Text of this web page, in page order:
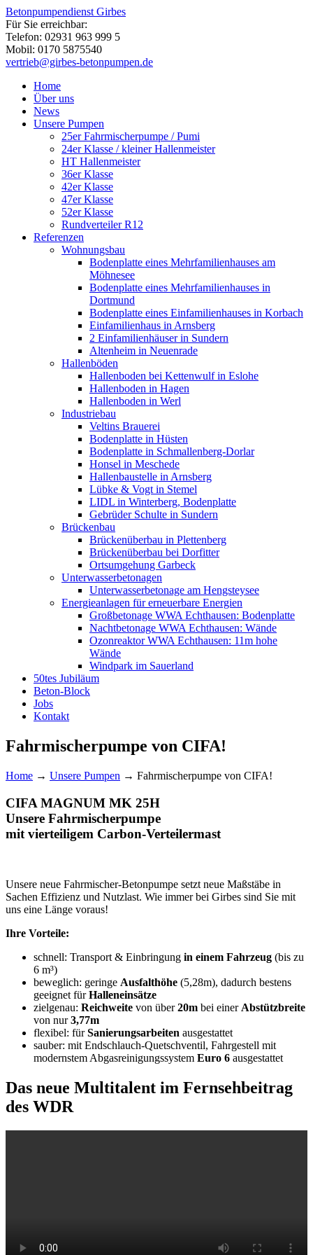
Betonpumpendienst Girbes
Für Sie erreichbar:
Telefon: 02931 963 999 5
Mobil: 0170 5875540
vertrieb@girbes-betonpumpen.de
Home
Über uns
News
Unsere Pumpen
25er Fahrmischerpumpe / Pumi
24er Klasse / kleiner Hallenmeister
HT Hallenmeister
36er Klasse
42er Klasse
47er Klasse
52er Klasse
Rundverteiler R12
Referenzen
Wohnungsbau
Bodenplatte eines Mehrfamilienhauses am
Möhnesee
Bodenplatte eines Mehrfamilienhauses in
Dortmund
Bodenplatte eines Einfamilienhauses in Korbach
Einfamilienhaus in Arnsberg
2 Einfamilienhäuser in Sundern
Altenheim in Neuenrade
Hallenböden
Hallenboden bei Kettenwulf in Eslohe
Hallenboden in Hagen
Hallenboden in Werl
Industriebau
Veltins Brauerei
Bodenplatte in Hüsten
Bodenplatte in Schmallenberg-Dorlar
Honsel in Meschede
Hallenbaustelle in Arnsberg
Lübke & Vogt in Stemel
LIDL in Winterberg, Bodenplatte
Gebrüder Schulte in Sundern
Brückenbau
Brückenüberbau in Plettenberg
Brückenüberbau bei Dorfitter
Ortsumgehung Garbeck
Unterwasserbetonagen
Unterwasserbetonage am Hengsteysee
Energieanlagen für erneuerbare Energien
Großbetonage WWA Echthausen: Bodenplatte
Nachtbetonage WWA Echthausen: Wände
Ozonreaktor WWA Echthausen: 11m hohe
Wände
Windpark im Sauerland
50tes Jubiläum
Beton-Block
Jobs
Kontakt
Fahrmischerpumpe von CIFA!
Home → Unsere Pumpen → Fahrmischerpumpe von CIFA!
CIFA MAGNUM MK 25H
Unsere Fahrmischerpumpe
mit vierteiligem Carbon-Verteilermast
Unsere neue Fahrmischer-Betonpumpe setzt neue Maßstäbe in
Sachen Effizienz und Nutzlast. Wie immer bei Girbes sind Sie mit
uns eine Länge voraus!
Ihre Vorteile:
schnell: Transport & Einbringung in einem Fahrzeug (bis zu
6 m³)
beweglich: geringe Ausfalthöhe (5,28m), dadurch bestens
geeignet fürHalleneinsätze
zielgenau: Reichweite von über20m bei einer Abstützbreite
von nur3,77m
flexibel: fürSanierungsarbeiten ausgestattet
sauber: mit Endschlauch-Quetschventil, Fahrgestell mit
modernstem Abgasreinigungssystem Euro 6 ausgestattet
Das neue Multitalent im Fernsehbeitrag
des WDR